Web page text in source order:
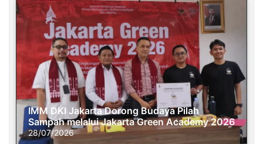
IMM DKI Jakarta Dorong Budaya Pilah
Sampah melalui Jakarta Green Academy 2026
28/07/2026